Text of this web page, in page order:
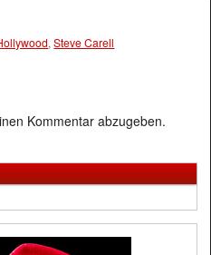
,Steve Carell
Kommentar abzugeben.